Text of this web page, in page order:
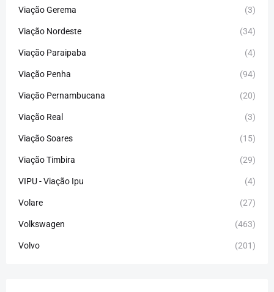
Viação Gerema (3)
Viação Nordeste (34)
Viação Paraipaba (4)
Viação Penha (94)
Viação Pernambucana (20)
Viação Real (3)
Viação Soares (15)
Viação Timbira (29)
VIPU - Viação Ipu (4)
Volare (27)
Volkswagen (463)
Volvo (201)